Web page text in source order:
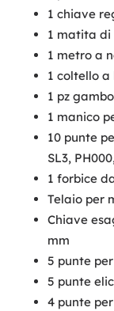
1 chiave
1 matita di
1 metro a
1 coltello
1 pz
1 manico
10 punte
SL3,
1 forbice
Telaio per
Chiave
mm
5 punte
5 punte
4 punte